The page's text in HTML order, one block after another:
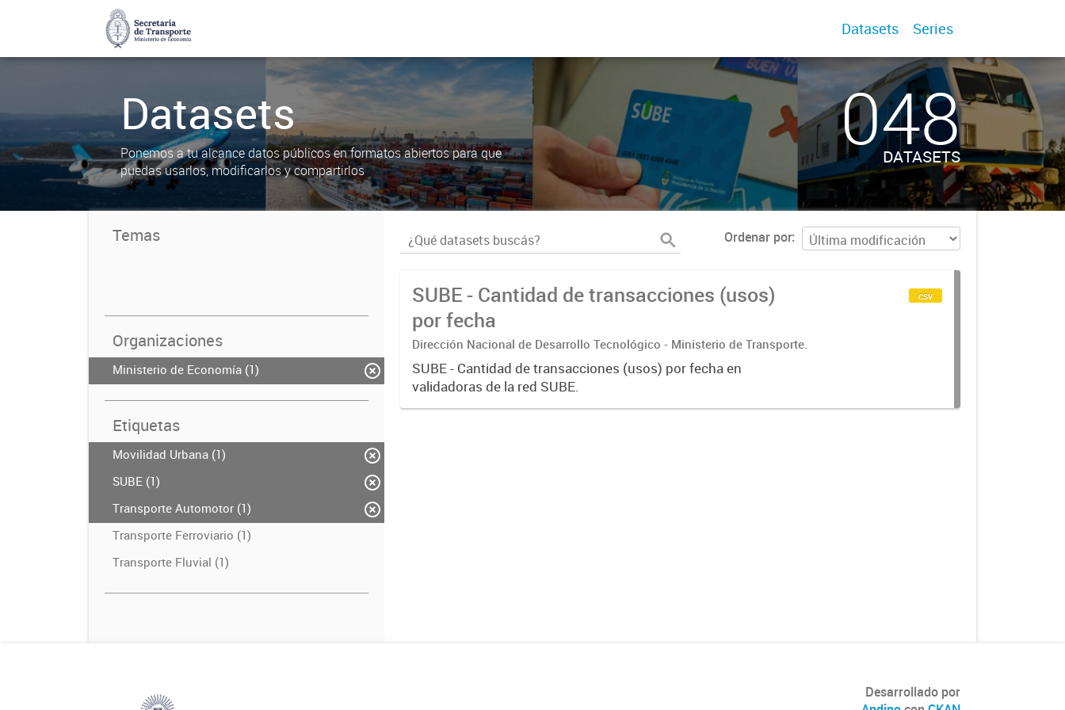
Datasets Series
Datasets
Ponemos a tu alcance datos públicos en formatos abiertos para que
puedas usarlos, modificarlos y compartirlos
048
DATASETS
Temas
Organizaciones
Ministerio de Economía (1)
Etiquetas
Movilidad Urbana (1)
SUBE (1)
Transporte Automotor (1)
Transporte Ferroviario (1)
Transporte Fluvial (1)
Ordenar por
SUBE - Cantidad de transacciones (usos)
por fecha
Dirección Nacional de Desarrollo Tecnológico - Ministerio de Transporte.
SUBE - Cantidad de transacciones (usos) por fecha en
validadoras de la red SUBE.
csv
Desarrollado por